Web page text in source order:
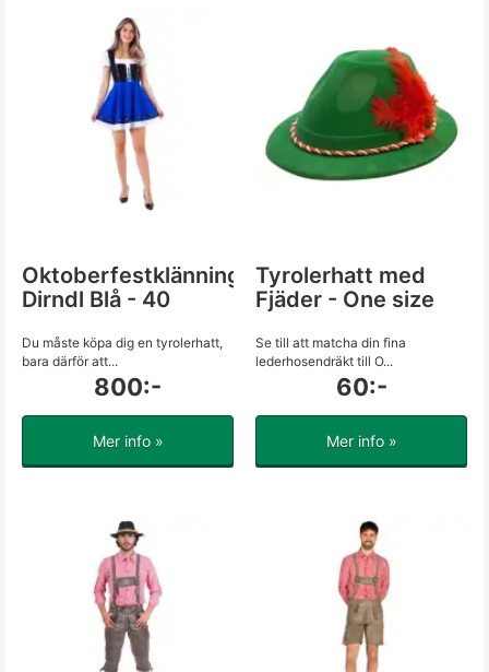
Oktoberfestklänning
Dirndl Blå - 40
Du måste köpa dig en tyrolerhatt,
bara därför att...
800:-
Mer info »
Tyrolerhatt med
Fjäder - One size
Se till att matcha din fina
lederhosendräkt till O...
60:-
Mer info »